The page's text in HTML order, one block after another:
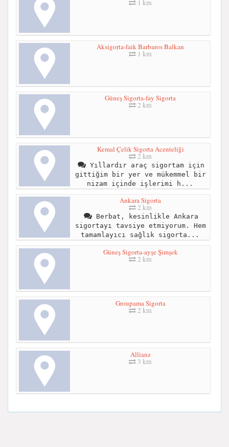
1 km
Aksigorta-faik Barbaros Balkan
1 km
Güneş Sigorta-fay Sigorta
2 km
Kemal Çelik Sigorta Acenteliği
2 km
Yıllardır araç sigortam için
gittiğim bir yer ve mükemmel bir
nizam içinde işlerimi h...
Ankara Sigorta
2 km
Berbat, kesinlikle Ankara
sigortayı tavsiye etmiyorum. Hem
tamamlayıcı sağlık sigorta...
Güneş Sigorta-ayşe Şimşek
2 km
Groupama Sigorta
2 km
Allianz
3 km